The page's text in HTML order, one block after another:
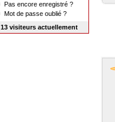
Pas encore enregistré ?
Mot de passe oublié ?
13 visiteurs actuellement